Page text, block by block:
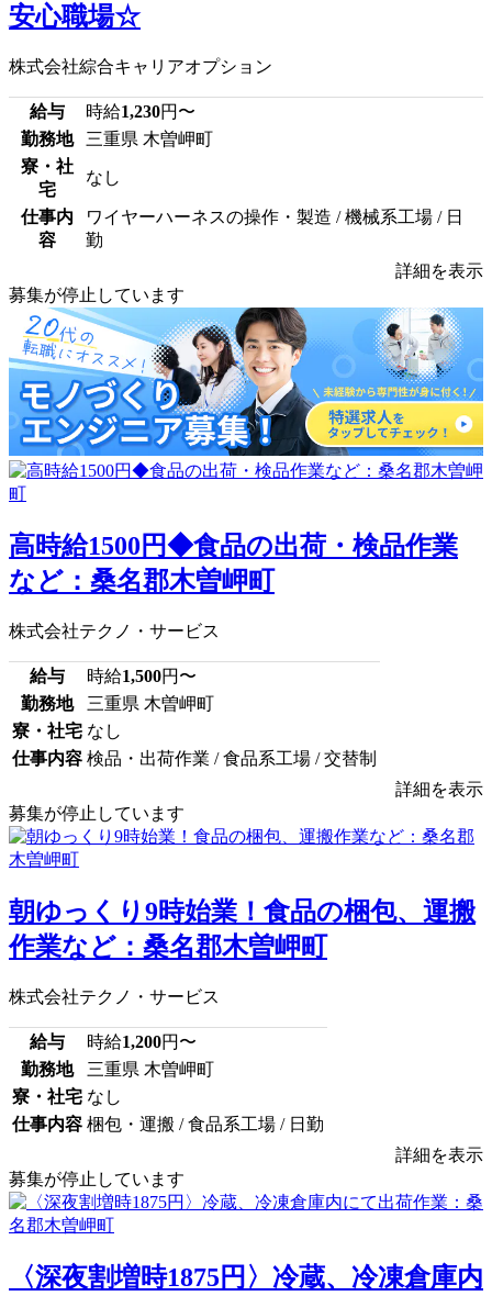
安心職場☆
株式会社綜合キャリアオプション
給与 時給1,230円〜
勤務地
三重県 木曽岬町
寮・社
宅
なし
仕事内
容
ワイヤーハーネスの操作・製造 / 機械系工場 / 日
勤
詳細を表示
募集が停止しています
高時給1500円◆食品の出荷・検品作業
など：桑名郡木曽岬町
株式会社テクノ・サービス
給与 時給1,500円〜
勤務地
三重県 木曽岬町
寮・社宅 なし
仕事内容 検品・出荷作業 / 食品系工場 / 交替制
詳細を表示
募集が停止しています
朝ゆっくり9時始業！食品の梱包、運搬
作業など：桑名郡木曽岬町
株式会社テクノ・サービス
給与 時給1,200円〜
勤務地
三重県 木曽岬町
寮・社宅 なし
仕事内容 梱包・運搬 / 食品系工場 / 日勤
詳細を表示
募集が停止しています
〈深夜割増時1875円〉冷蔵、冷凍倉庫内